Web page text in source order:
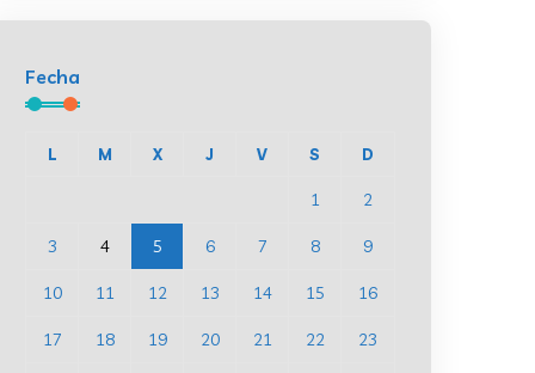
Fecha
L M X J V S D
1 2
3 4 5 6 7 8 9
10 11 12 13 14 15 16
17 18 19 20 21 22 23